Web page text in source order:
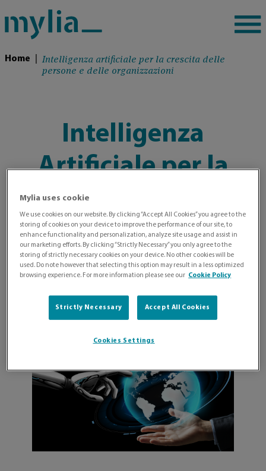
Home
Intelligenza artificiale per la crescita delle
persone e delle organizzazioni
Intelligenza
Artificiale per la
crescita delle
persone e delle
organizzazioni
Mylia uses cookie
We use cookies on our website. By clicking “Accept All Cookies” you agree to the
storing of cookies on your device to improve the performance of our site, to
enhance functionality and personalization, analyze site usage and assist in
our marketing efforts. By clicking “Strictly Necessary” you only agree to the
storing of strictly necessary cookies on your device. No other cookies will be
used. Do note however that selecting this option may result in a less optimized
browsing experience. For more information please see our Cookie Policy
Strictly Necessary Accept All Cookies
Cookies Settings